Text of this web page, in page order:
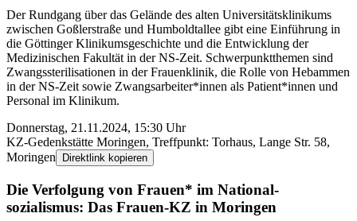
Der Rundgang über das Gelände des alten Universitäts­klinikums
zwischen Goßler­straße und Humboldt­allee gibt eine Einführung in
die Göttinger Klinikums­geschichte und die Entwicklung der
Medizinischen Fakultät in der NS-Zeit. Schwer­punkt­themen sind
Zwangs­sterilisationen in der Frauen­klinik, die Rolle von Hebammen
in der NS-Zeit sowie Zwangs­arbeiter*innen als Patient*­innen und
Personal im Klinikum.
Donnerstag, 21.11.2024, 15:30 Uhr
KZ-Gedenk­stätte Moringen, Treffpunkt: Torhaus, Lange Str. 58,
Moringen
Direktlink kopieren
Die Verfolgung von Frauen* im National­
sozialismus: Das Frauen-KZ in Moringen